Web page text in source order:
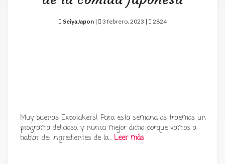
SeiyaJapon | 3 febrero, 2023 | 2824
Muy buenas Expotakers! Para esta semana os traemos un
programa delicioso, y nunca mejor dicho porque vamos a
hablar de: Ingredientes de la… Leer más